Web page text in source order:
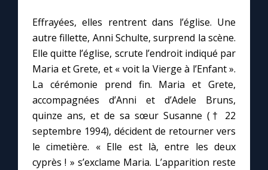
Me consacrer à Jésus par Marie
Mes intentions de prière
Une Minute avec Marie
Une neuvaine
Effrayées, elles rentrent dans l’église. Une
autre fillette, Anni Schulte, surprend la scène.
Elle quitte l’église, scrute l’endroit indiqué par
Maria et Grete, et « voit la Vierge à l’Enfant ».
La cérémonie prend fin. Maria et Grete,
accompagnées d’Anni et d’Adele Bruns,
quinze ans, et de sa sœur Susanne († 22
septembre 1994), décident de retourner vers
le cimetière. « Elle est là, entre les deux
cyprès ! » s’exclame Maria. L’apparition reste